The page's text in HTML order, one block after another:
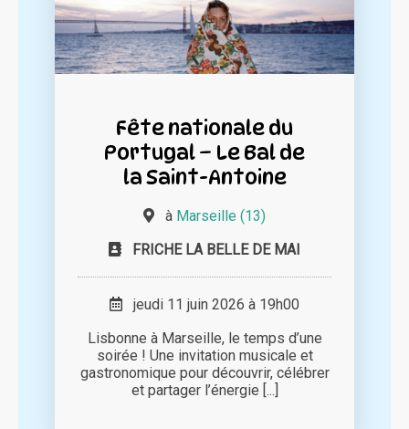
Fête nationale du
Portugal – Le Bal de
la Saint-Antoine
à Marseille (13)
FRICHE LA BELLE DE MAI
jeudi 11 juin 2026 à 19h00
Lisbonne à Marseille, le temps d’une
soirée ! Une invitation musicale et
gastronomique pour découvrir, célébrer
et partager l’énergie [...]